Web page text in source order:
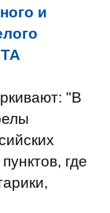
и
"В
где